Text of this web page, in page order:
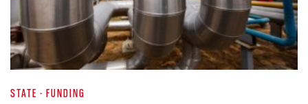
STATE - FUNDING